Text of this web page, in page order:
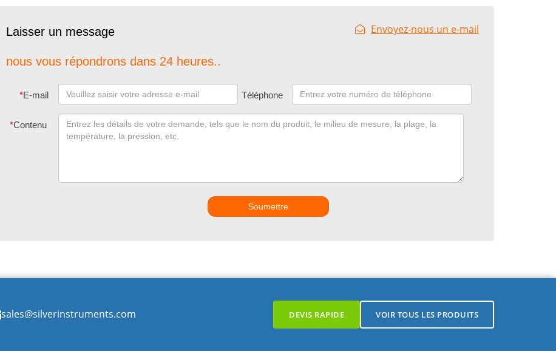
Laisser un message Envoyez-nous un e-mail
nous vous répondrons dans 24 heures..
*E-mail Téléphone
*Contenu
Soumettre
sales@silverinstruments.com DEVIS RAPIDE VOIR TOUS LES PRODUITS